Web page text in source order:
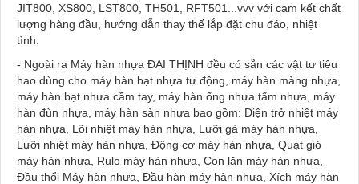
JIT800, XS800, LST800, TH501, RFT501...vvv với cam kết chất
lượng hàng đầu, hướng dẫn thay thế lắp đặt chu đáo, nhiệt
tình.
- Ngoài ra Máy hàn nhựa ĐẠI THỊNH đều có sẵn các vật tư tiêu
hao dùng cho máy hàn bạt nhựa tự động, máy hàn màng nhựa,
máy hàn bạt nhựa cầm tay, máy hàn ống nhựa tấm nhựa, máy
hàn đùn nhựa, máy hàn sàn nhựa bao gồm: Điện trở nhiệt máy
hàn nhựa, Lõi nhiệt máy hàn nhựa, Lưỡi gà máy hàn nhựa,
Lưỡi nhiệt máy hàn nhựa, Động cơ máy hàn nhựa, Quạt gió
máy hàn nhựa, Rulo máy hàn nhựa, Con lăn máy hàn nhựa,
Đầu thổi Máy hàn nhựa, Đầu hàn máy hàn nhựa, Xích máy hàn